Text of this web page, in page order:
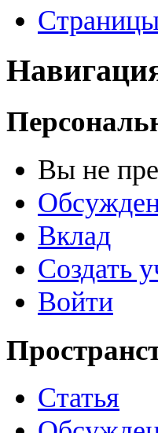
Вы не
Вклад
Создать
Войти
Статья